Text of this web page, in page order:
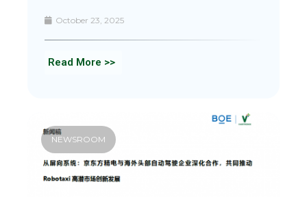
October 23, 2025
Read More >>
NEWSROOM